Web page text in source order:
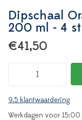
Dipschaal
200 ml - 4
€41,50
9.5 klantwaardering
Werkdagen voor